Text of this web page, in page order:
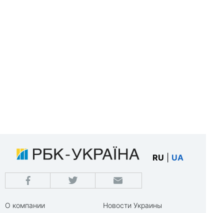
RU UA
О компании
Новости Украины